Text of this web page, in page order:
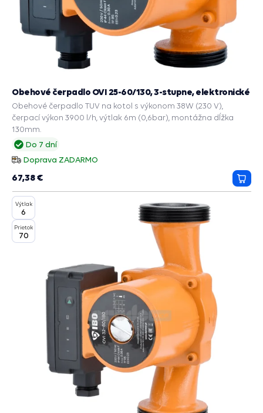
Do 7 dní
Doprava ZADARMO
Obehové čerpadlo OVI 25-60/130, 3-stupne, elektronické
Obehové čerpadlo TUV na kotol s výkonom 38W (230 V),
čerpací výkon 3900 l/h, výtlak 6m (0,6bar), montážna dĺžka
130mm.
67,38 €
do
Výtlak
6
Prietok
70